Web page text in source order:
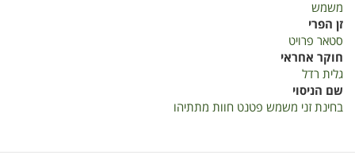
משמש
זן הפרי
סטאר פרויט
חוקר אחראי
גלית רדל
שם הניסוי
בחינת זני משמש פטנט חוות מתתיהו